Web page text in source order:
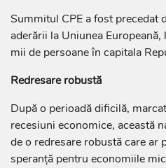
Summitul CPE a fost precedat
aderării la Uniunea
mii de persoane în capitala
Redresare robustă
După o perioadă dificilă,
recesiuni economice, această
de o redresare robustă care ar
speranță pentru economiile